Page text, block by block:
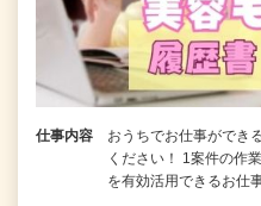
仕事内容
おうちでお仕事ができ
ください！ 1案件の作
を有効活用できるお